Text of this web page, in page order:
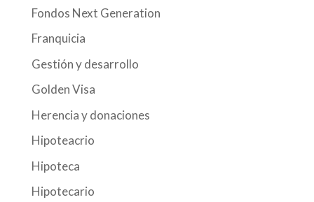
Fondos Next Generation
Franquicia
Gestión y desarrollo
Golden Visa
Herencia y donaciones
Hipoteacrio
Hipoteca
Hipotecario